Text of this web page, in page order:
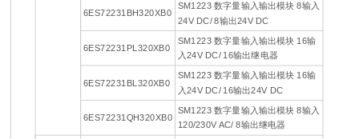
6ES72231BH320XB0
SM1223 数字量输入输出模块 8输入
24V DC/ 8输出24V DC
6ES72231PL320XB0
SM1223 数字量输入输出模块 16输
入24V DC/ 16输出继电器
6ES72231BL320XB0
SM1223 数字量输入输出模块 16输
入24V DC/ 16输出24V DC
6ES72231QH320XB0
SM1223 数字量输入输出模块 8输入
120/230V AC/ 8输出继电器